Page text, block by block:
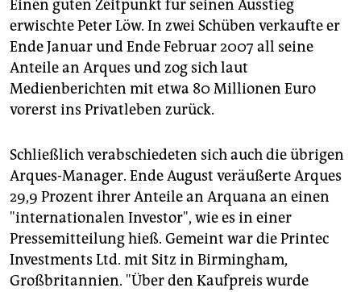
Einen guten Zeitpunkt für seinen Ausstieg
erwischte Peter Löw. In zwei Schüben verkaufte er
Ende Januar und Ende Februar 2007 all seine
Anteile an Arques und zog sich laut
Medienberichten mit etwa 80 Millionen Euro
vorerst ins Privatleben zurück.
Schließlich verabschiedeten sich auch die übrigen
Arques-Manager. Ende August veräußerte Arques
29,9 Prozent ihrer Anteile an Arquana an einen
"internationalen Investor", wie es in einer
Pressemitteilung hieß. Gemeint war die Printec
Investments Ltd. mit Sitz in Birmingham,
Großbritannien. "Über den Kaufpreis wurde